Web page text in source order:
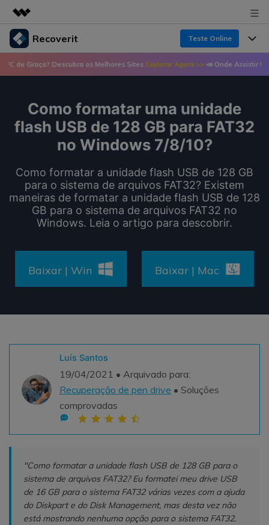
Produtos em destaque
Criatividade digital com IA generativa
Negócios
Visão geral
Soluções
Sobre nós
Sala de imprensa
Loja
Suporte
Recoverit Teste Online
Produtos
Recoverit para Windows
Uma ferramenta líder de recuperação de dados
para Windows
Teste Grátis
Recoverit para Mac
Teste Grátis
Teste Grátis
Outros Produtos
UBackit - Backup de Dados
Recursos
Recuperar arquivos de mídia
Recuperação de dispositivos
VERIFIQUE TODOS OS RECURSOS
Soluções de arquivos
Soluções para computadores
Soluções para armazenamento
Soluções de backup
Porque Recoverit
Especialista em recuperação de dados
Guide
Teste Online
Descubra os Melhores SitesExplorar Agora >> 📣 Onde Assistir UFC de
Como formatar uma unidade
flash USB de 128 GB para FAT32
no Windows 7/8/10?
Como formatar a unidade flash USB de 128 GB
para o sistema de arquivos FAT32? Existem
maneiras de formatar a unidade flash USB de 128
GB para o sistema de arquivos FAT32 no
Windows. Leia o artigo para descobrir.
Baixar | Win Baixar | Mac
Luís Santos
19/04/2021 • Arquivado para:
Recuperação de pen drive • Soluções
comprovadas
"Como formatar a unidade flash USB de 128 GB para o
sistema de arquivos FAT32? Eu formatei meu drive USB
de 16 GB para o sistema FAT32 várias vezes com a ajuda
do Diskpart e do Disk Management, mas desta vez não
está mostrando nenhuma opção para o sistema FAT32.